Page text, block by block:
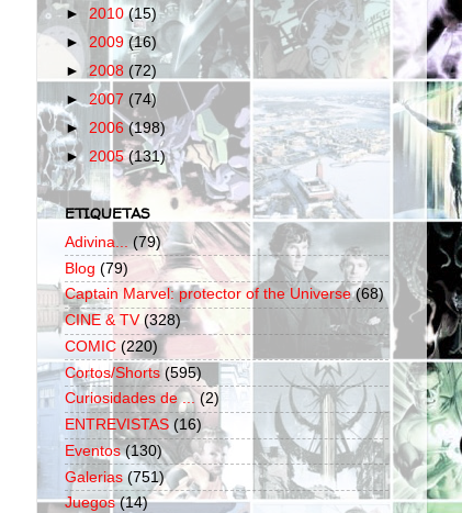
► 2010(15)
► 2009 (16)
►2008 (72)
► 2007 (74)
► 2006(198)
► 2005(131)
ETIQUETAS
Adivina...
(79)
Blog (79)
Captain Marvel: protector of the Universe (68)
CINE & TV (328)
COMIC (220)
Cortos/Shorts (595)
Curiosidades de ... (2)
ENTREVISTAS (16)
Eventos (130)
Galerias (751)
Juegos (14)